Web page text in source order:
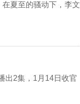
夏至的骚动下，李文
出2集，1月14日收官